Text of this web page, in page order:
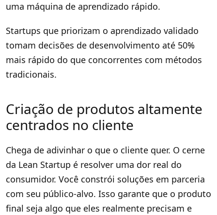
uma máquina de aprendizado rápido.
Startups que priorizam o aprendizado validado
tomam decisões de desenvolvimento até 50%
mais rápido do que concorrentes com métodos
tradicionais.
Criação de produtos altamente
centrados no cliente
Chega de adivinhar o que o cliente quer. O cerne
da Lean Startup é resolver uma dor real do
consumidor. Você constrói soluções em parceria
com seu público-alvo. Isso garante que o produto
final seja algo que eles realmente precisam e